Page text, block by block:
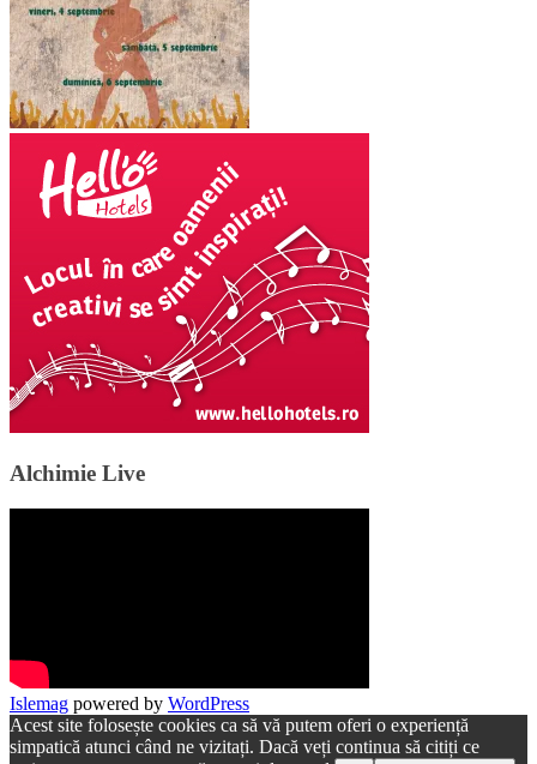
Alchimie Live
Islemag powered by WordPress
Acest site folosește cookies ca să vă putem oferi o experiență
simpatică atunci când ne vizitați. Dacă veți continua să citiți ce